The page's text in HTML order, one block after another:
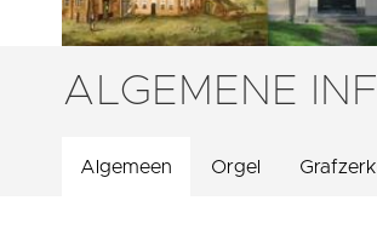
ALGEMENE
Algemeen Orgel